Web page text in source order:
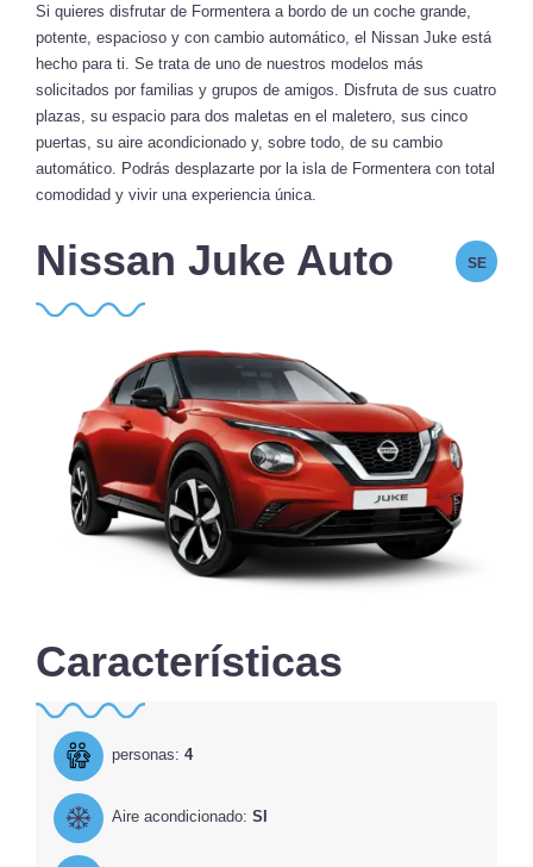
Si quieres disfrutar de Formentera a bordo de un coche grande,
potente, espacioso y con cambio automático, el Nissan Juke está
hecho para ti. Se trata de uno de nuestros modelos más
solicitados por familias y grupos de amigos. Disfruta de sus cuatro
plazas, su espacio para dos maletas en el maletero, sus cinco
puertas, su aire acondicionado y, sobre todo, de su cambio
automático. Podrás desplazarte por la isla de Formentera con total
comodidad y vivir una experiencia única.
Nissan Juke Auto SE
Características
personas: 4
Aire acondicionado: SI